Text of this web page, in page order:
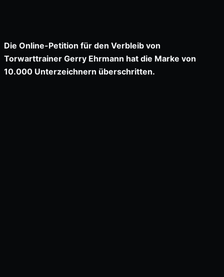
Die Online-Petition für den Verbleib von
Torwarttrainer Gerry Ehrmann hat die Marke von
10.000 Unterzeichnern überschritten.